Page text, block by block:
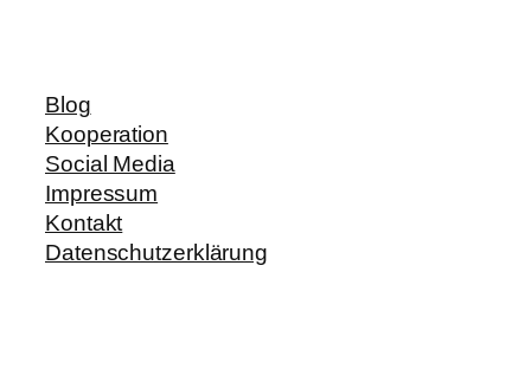
Blog
Kooperation
Social Media
Impressum
Kontakt
Datenschutzerklärung